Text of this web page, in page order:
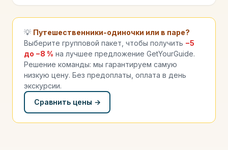
💡 Путешественники-одиночки или в паре?
Выберите групповой пакет, чтобы получить −5
до −8 % на лучшее предложение GetYourGuide.
Решение команды: мы гарантируем самую
низкую цену. Без предоплаты, оплата в день
экскурсии.
Сравнить цены →